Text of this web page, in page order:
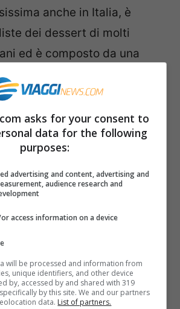
anche in Italia, è
dei dessert di molti
ed è composto da una
sfoglia croccante con dei
e al centro della
farcitura di crema shibu, una
pasticcera alleggerita.
in questo caso quando
al trasmissioni TV come
spesso tra i prodotti
degli aspiranti cuochi il
Questo è un piatto
che altro non è che una
a base difegato d’oca o di
asks for your consent to
data for the following
purposes:
advertising and content, advertising and
audience research and
access information on a device
will be processed and information from
unique identifiers, and other device
by, accessed by and shared with 319
by this site. We and our partners
data. List of partners.